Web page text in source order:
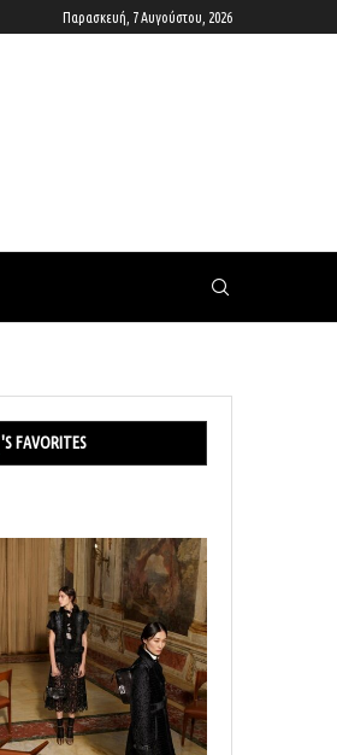
Παρασκευή, 7 Αυγούστου, 2026
'S FAVORITES